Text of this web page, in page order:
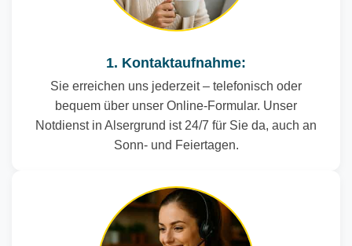
1. Kontaktaufnahme:
Sie erreichen uns jederzeit – telefonisch oder
bequem über unser Online-Formular. Unser
Notdienst in Alsergrund ist 24/7 für Sie da, auch an
Sonn- und Feiertagen.